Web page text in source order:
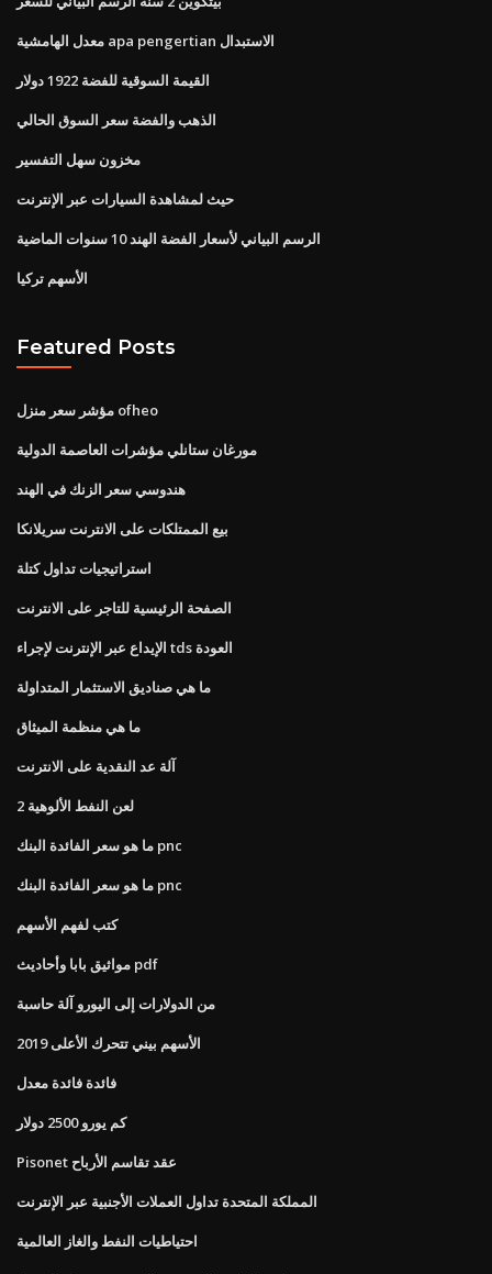
معدل الهامشية apa pengertian الاستبدال
القيمة السوقية للفضة 1922 دولار
الذهب والفضة سعر السوق الحالي
مخزون سهل التفسير
حيث لمشاهدة السيارات عبر الإنترنت
الرسم البياني لأسعار الفضة الهند 10 سنوات الماضية
الأسهم تركيا
Featured Posts
مؤشر سعر منزل ofheo
مورغان ستانلي مؤشرات العاصمة الدولية
هندوسي سعر الزنك في الهند
بيع الممتلكات على الانترنت سريلانكا
استراتيجيات تداول كتلة
الصفحة الرئيسية للتاجر على الانترنت
الإيداع عبر الإنترنت لإجراء tds العودة
ما هي صناديق الاستثمار المتداولة
ما هي منظمة الميثاق
آلة عد النقدية على الانترنت
لعن النفط الألوهية 2
ما هو سعر الفائدة البنك pnc
ما هو سعر الفائدة البنك pnc
كتب لفهم الأسهم
مواثيق بابا وأحاديث pdf
من الدولارات إلى اليورو آلة حاسبة
الأسهم بيني تتحرك الأعلى 2019
فائدة فائدة معدل
كم يورو 2500 دولار
Pisonet عقد تقاسم الأرباح
المملكة المتحدة تداول العملات الأجنبية عبر الإنترنت
احتياطيات النفط والغاز العالمية